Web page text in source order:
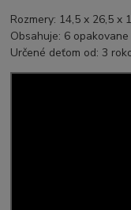
Rozmery: 14,5 x 26,5 x
Obsahuje: 6
Určené deťom od: 3